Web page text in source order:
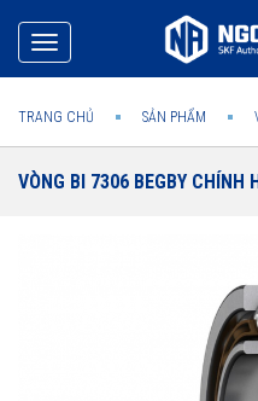
Toggle
navigation
TRANG CHỦ SẢN PHẨM
VÒNG BI 7306 BEGBY CHÍNH